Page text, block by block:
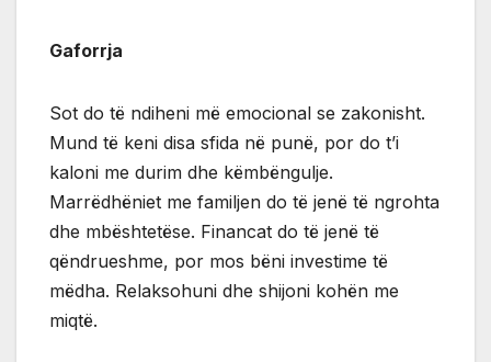
Gaforrja
Sot do të ndiheni më emocional se zakonisht.
Mund të keni disa sfida në punë, por do t’i
kaloni me durim dhe këmbëngulje.
Marrëdhëniet me familjen do të jenë të ngrohta
dhe mbështetëse. Financat do të jenë të
qëndrueshme, por mos bëni investime të
mëdha. Relaksohuni dhe shijoni kohën me
miqtë.